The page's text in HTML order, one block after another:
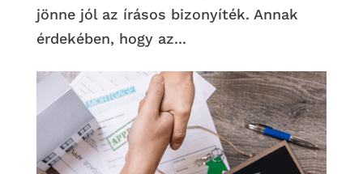
jönne jól az írásos bizonyíték. Annak
érdekében, hogy az...